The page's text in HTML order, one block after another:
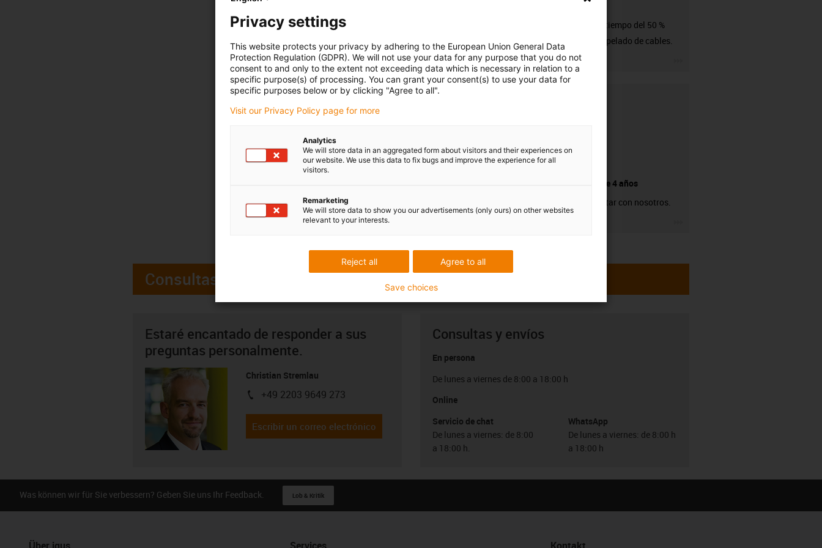
CFRIP®
Ahorro de tiempo del 50 %
durante el pelado de cables.
Garantía de 4 años
Puede contar con nosotros.
Consultas
Estaré encantado de responder a sus
preguntas personalmente.
Christian Stremlau
igus-icon-phone
+49 2203 9649 273
Escribir un correo electrónico
Consultas y envíos
En persona
De lunes a viernes de 8:00 a 18:00 h
Online
Servicio de chat
De lunes a viernes: de 8:00
a 18:00 h.
WhatsApp
De lunes a viernes: de 8:00 h
a 18:00 h
Was können wir für Sie verbessern? Geben Sie uns Ihr Feedback. Lob & Kritik
Über igus Services Kontakt
Privacy settings
This website protects your privacy by adhering to the European Union General Data
Protection Regulation (GDPR). We will not use your data for any purpose that you do not
consent to and only to the extent not exceeding data which is necessary in relation to a
specific purpose(s) of processing. You can grant your consent(s) to use your data for
specific purposes below or by clicking "Agree to all".
Visit our Privacy Policy page for more
Analytics
We will store data in an aggregated form about visitors and their experiences on
our website. We use this data to fix bugs and improve the experience for all
visitors.
Remarketing
We will store data to show you our advertisements (only ours) on other websites
relevant to your interests.
Agree to all
Reject all
Save choices